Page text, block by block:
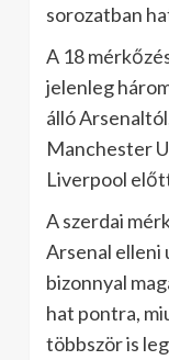
sorozatban
A 18
jelenleg
álló
Manchester
Liverpool
A szerdai
Arsenal elleni
bizonnyal
hat pontra,
többször is